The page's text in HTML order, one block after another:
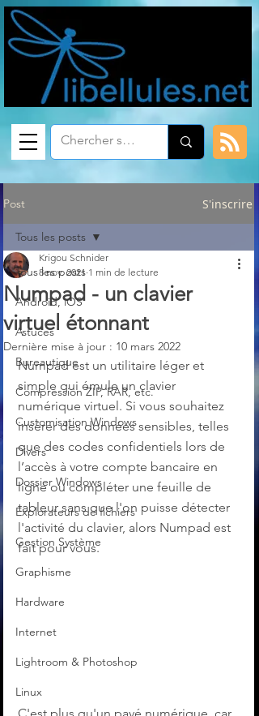
Post S'inscrire
Tous les posts
Android, iOS
Astuces
Bureautique
Compression ZIP, RAR, etc.
Customisation Windows
Divers
Dossier Windows
Explorateurs de fichiers
Gestion Système
Graphisme
Hardware
Internet
Lightroom & Photoshop
Linux
Tous les posts
Numpad - un clavier
virtuel étonnant
Krigou Schnider
8 nov. 2021 1 min de lecture
Dernière mise à jour : 10 mars 2022
Numpad est un utilitaire léger et
simple qui émule un clavier
numérique virtuel. Si vous souhaitez
insérer des données sensibles, telles
que des codes confidentiels lors de
l’accès à votre compte bancaire en
ligne ou compléter une feuille de
tableur sans que l'on puisse détecter
l'activité du clavier, alors Numpad est
fait pour vous.